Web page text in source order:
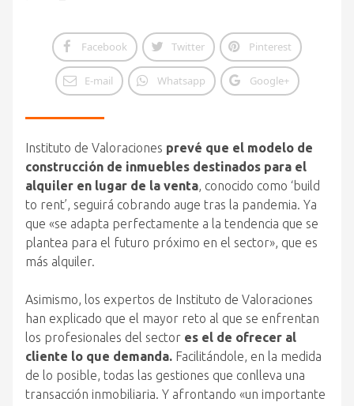
Facebook Twitter Pinterest
E-mail Whatsapp Google+
Instituto de Valoraciones prevé que el modelo de
construcción de inmuebles destinados para el
alquiler en lugar de la venta, conocido como ‘build
to rent’, seguirá cobrando auge tras la pandemia. Ya
que «se adapta perfectamente a la tendencia que se
plantea para el futuro próximo en el sector», que es
más alquiler.
Asimismo, los expertos de Instituto de Valoraciones
han explicado que el mayor reto al que se enfrentan
los profesionales del sector es el de ofrecer al
cliente lo que demanda. Facilitándole, en la medida
de lo posible, todas las gestiones que conlleva una
transacción inmobiliaria. Y afrontando «un importante